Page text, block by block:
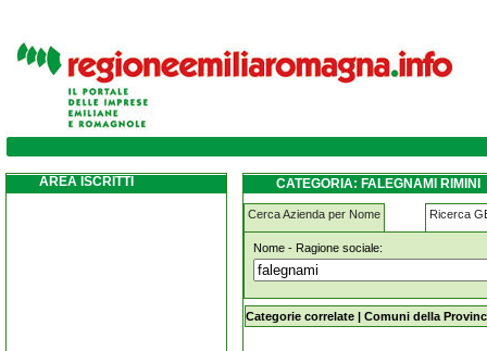
falegnami rimini
AREA ISCRITTI CATEGORIA: FALEGNAMI RIMINI
Cerca Azienda per Nome Ricerca
Nome - Ragione sociale:
falegnami rimini
Categorie correlate | Comuni della